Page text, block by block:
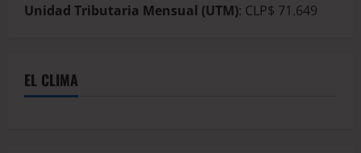
Unidad Tributaria Mensual (UTM): CLP$ 71.649
EL CLIMA